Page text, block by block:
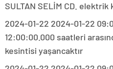
SULTAN SELİM CD.
2024-01-22 2024-01-22
12:00:00.000 saatleri
kesintisi yaşancaktır